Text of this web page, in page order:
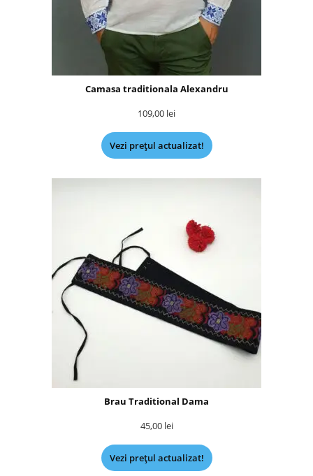
Camasa traditionala Alexandru
109,00 lei
Vezi prețul actualizat!
Brau Traditional Dama
45,00 lei
Vezi prețul actualizat!